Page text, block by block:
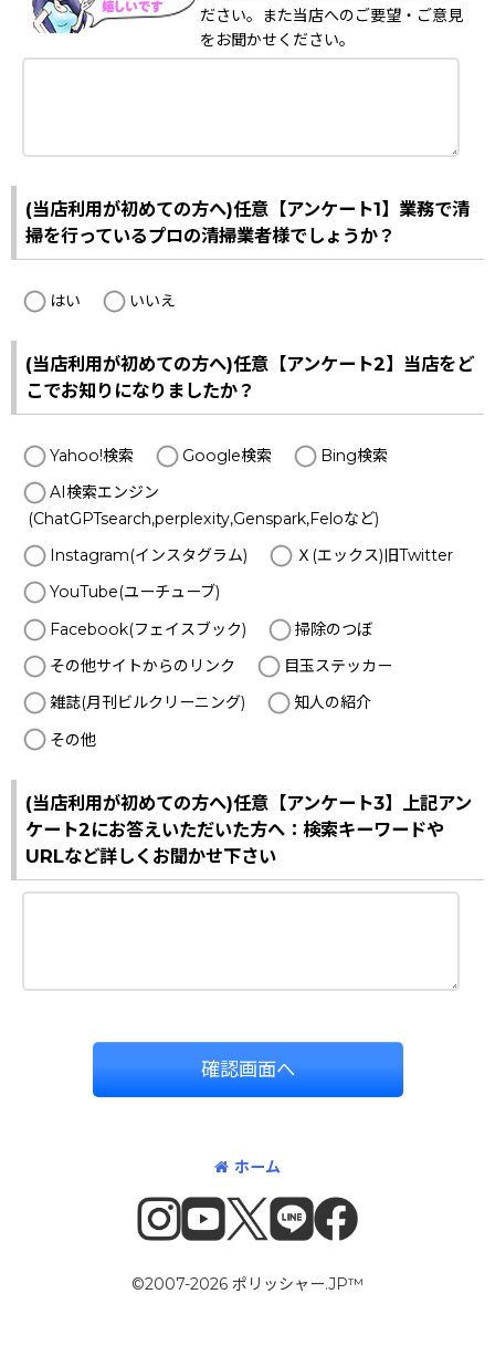
ださい。また当店へのご要望・ご意見
をお聞かせください。
(当店利用が初めての方へ)任意【アンケート1】業務で清
掃を行っているプロの清掃業者様でしょうか？
はい いいえ
(当店利用が初めての方へ)任意【アンケート2】当店をど
こでお知りになりましたか？
Yahoo!検索 Google検索
Bing検索
AI検索エンジン
(ChatGPTsearch,perplexity,Genspark,Feloなど)
Instagram(インスタグラム)
Ｘ(エックス)旧Twitter
YouTube(ユーチューブ)
Facebook(フェイスブック)
掃除のつぼ
その他サイトからのリンク
目玉ステッカー
雑誌(月刊ビルクリーニング)
知人の紹介
その他
(当店利用が初めての方へ)任意【アンケート3】上記アン
ケート2にお答えいただいた方へ：検索キーワードや
URLなど詳しくお聞かせ下さい
確認画面へ
ホーム
©2007-2026 ポリッシャー.JP™